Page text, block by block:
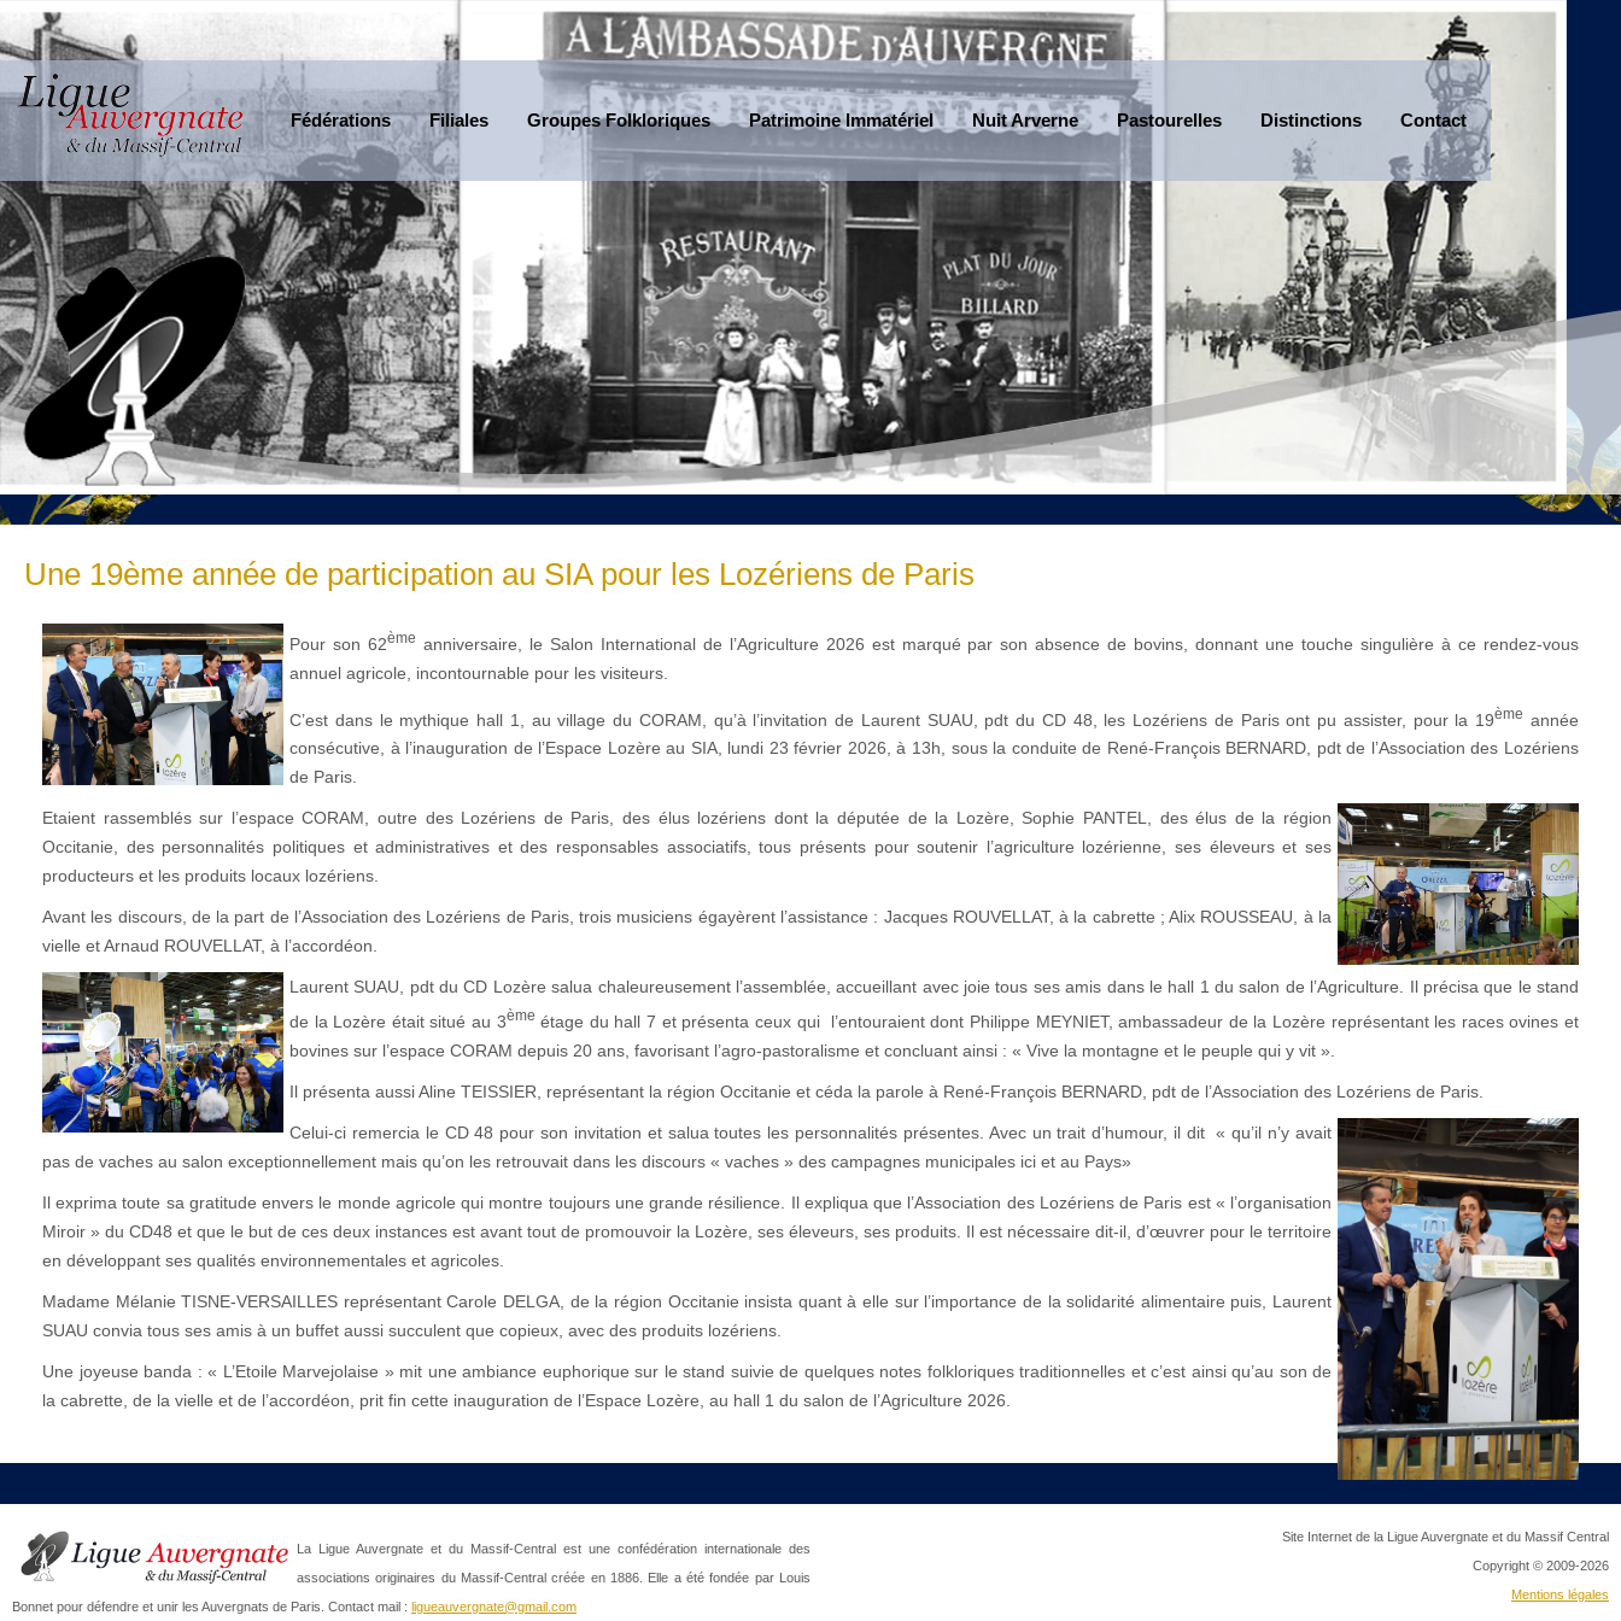
Fédérations Filiales Groupes Folkloriques Patrimoine Immatériel Nuit Arverne Pastourelles Distinctions Contact
Une 19ème année de participation au SIA pour les Lozériens de Paris
Pour son 62ème anniversaire, le Salon International de l’Agriculture 2026 est marqué par son absence de bovins, donnant une touche singulière à ce rendez-vous
annuel agricole, incontournable pour les visiteurs.
C’est dans le mythique hall 1, au village du CORAM, qu’à l’invitation de Laurent SUAU, pdt du CD 48, les Lozériens de Paris ont pu assister, pour la 19ème année
consécutive, à l’inauguration de l’Espace Lozère au SIA, lundi 23 février 2026, à 13h, sous la conduite de René-François BERNARD, pdt de l’Association des Lozériens
de Paris.
Etaient rassemblés sur l’espace CORAM, outre des Lozériens de Paris, des élus lozériens dont la députée de la Lozère, Sophie PANTEL, des élus de la région
Occitanie, des personnalités politiques et administratives et des responsables associatifs, tous présents pour soutenir l’agriculture lozérienne, ses éleveurs et ses
producteurs et les produits locaux lozériens.
Avant les discours, de la part de l’Association des Lozériens de Paris, trois musiciens égayèrent l’assistance : Jacques ROUVELLAT, à la cabrette ; Alix ROUSSEAU, à la
vielle et Arnaud ROUVELLAT, à l’accordéon.
Laurent SUAU, pdt du CD Lozère salua chaleureusement l’assemblée, accueillant avec joie tous ses amis dans le hall 1 du salon de l’Agriculture. Il précisa que le stand
de la Lozère était situé au 3ème étage du hall 7 et présenta ceux qui l’entouraient dont Philippe MEYNIET, ambassadeur de la Lozère représentant les races ovines et
bovines sur l’espace CORAM depuis 20 ans, favorisant l’agro-pastoralisme et concluant ainsi : « Vive la montagne et le peuple qui y vit ».
Il présenta aussi Aline TEISSIER, représentant la région Occitanie et céda la parole à René-François BERNARD, pdt de l’Association des Lozériens de Paris.
Celui-ci remercia le CD 48 pour son invitation et salua toutes les personnalités présentes. Avec un trait d’humour, il dit « qu’il n’y avait
pas de vaches au salon exceptionnellement mais qu’on les retrouvait dans les discours « vaches » des campagnes municipales ici et au Pays»
Il exprima toute sa gratitude envers le monde agricole qui montre toujours une grande résilience. Il expliqua que l’Association des Lozériens de Paris est « l’organisation
Miroir » du CD48 et que le but de ces deux instances est avant tout de promouvoir la Lozère, ses éleveurs, ses produits. Il est nécessaire dit-il, d’œuvrer pour le territoire
en développant ses qualités environnementales et agricoles.
Madame Mélanie TISNE-VERSAILLES représentant Carole DELGA, de la région Occitanie insista quant à elle sur l’importance de la solidarité alimentaire puis, Laurent
SUAU convia tous ses amis à un buffet aussi succulent que copieux, avec des produits lozériens.
Une joyeuse banda : « L’Etoile Marvejolaise » mit une ambiance euphorique sur le stand suivie de quelques notes folkloriques traditionnelles et c’est ainsi qu’au son de
la cabrette, de la vielle et de l’accordéon, prit fin cette inauguration de l’Espace Lozère, au hall 1 du salon de l’Agriculture 2026.
La Ligue Auvergnate et du Massif-Central est une confédération internationale des
associations originaires du Massif-Central créée en 1886. Elle a été fondée par Louis
Bonnet pour défendre et unir les Auvergnats de Paris. Contact mail : ligueauvergnate@gmail.com
Site Internet de la Ligue Auvergnate et du Massif Central
Copyright © 2009-2026
Mentions légales